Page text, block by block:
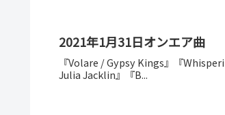
2021年1月31日オンエア曲
『Volare / Gypsy Kings』『
Julia Jacklin』『B...